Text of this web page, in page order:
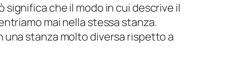
che il modo in cui descrive il
mai nella stessa stanza.
una stanza molto diversa rispetto a